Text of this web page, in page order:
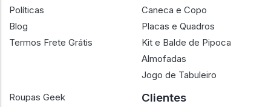
Políticas
Blog
Termos Frete Grátis
Caneca e Copo
Placas e Quadros
Kit e Balde de Pipoca
Almofadas
Jogo de Tabuleiro
Roupas Geek
Clientes